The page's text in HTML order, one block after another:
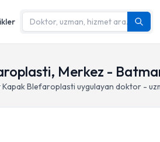
Merkez -
Kapak Blefaroplasti uygulayan doktor -